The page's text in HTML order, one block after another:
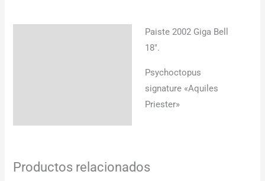
Paiste 2002 Giga Bell
18″.
Psychoctopus
signature «Aquiles
Priester»
Productos relacionados